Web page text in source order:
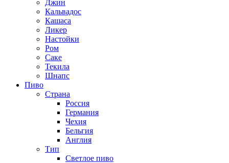
Джин
Кальвадос
Кашаса
Ликер
Настойки
Ром
Саке
Текила
Шнапс
Пиво
Страна
Россия
Германия
Чехия
Бельгия
Англия
Тип
Светлое пиво